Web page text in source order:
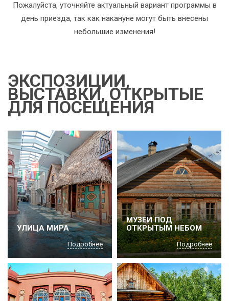
Пожалуйста, уточняйте актуальный вариант программы в
день приезда, так как накануне могут быть внесены
небольшие изменения!
ЭКСПОЗИЦИИ,
ВЫСТАВКИ, ОТКРЫТЫЕ
ДЛЯ ПОСЕЩЕНИЯ
УЛИЦА МИРА
Подробнее
МУЗЕИ ПОД
ОТКРЫТЫМ НЕБОМ
Подробнее